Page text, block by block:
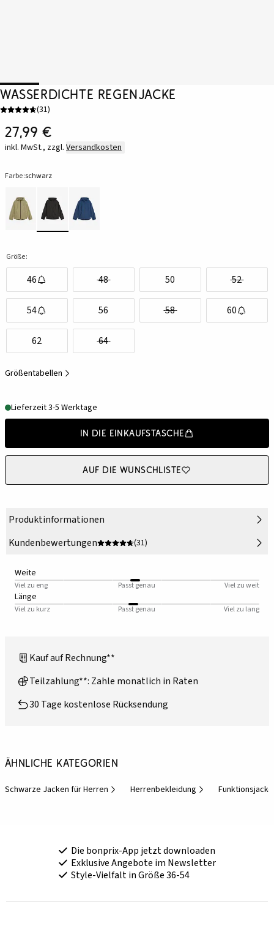
Wasserdichte Regenjacke
(31)
27,99 €
inkl. MwSt., zzgl. Versandkosten
Farbe:schwarz
Größe:
46 48 50 52
54 56 58 60
62 64
Größentabellen
Lieferzeit 3-5 Werktage
In die Einkaufstasche
Auf die Wunschliste
Produktinformationen
Kundenbewertungen
(31)
Weite
Viel zu eng Passt genau Viel zu weit
Länge
Viel zu kurz Passt genau Viel zu lang
Kauf auf Rechnung**
Teilzahlung**: Zahle monatlich in Raten
30 Tage kostenlose Rücksendung
Ähnliche Kategorien
Schwarze Jacken für Herren Herrenbekleidung
Die bonprix-App jetzt downloaden
Exklusive Angebote im Newsletter
Style-Vielfalt in Größe 36-54